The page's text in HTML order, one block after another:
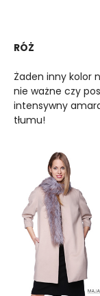
RÓŻ
Żaden inny kolor
nie ważne czy
intensywny
tłumu!